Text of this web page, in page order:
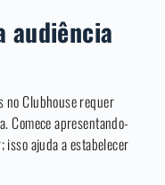
audiência
no Clubhouse requer
Comece apresentando-
ajuda a estabelecer